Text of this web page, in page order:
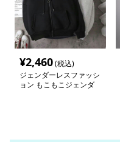
¥2,460(税込)
ジェンダーレスファッシ
ョン もこもこジェンダ